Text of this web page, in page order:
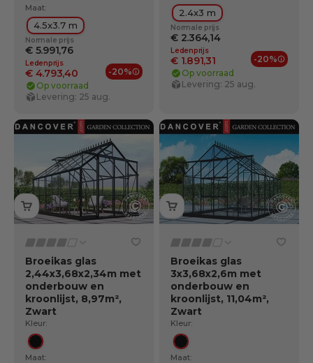
Maat:
4.5x3.7 m
Normale prijs
€ 5.991,76
Ledenprijs
€ 4.793,40 -20%
Ledenvoordelen
Op voorraad
Levering: 25 aug.
2.4x3 m
Normale prijs
€ 2.364,14
Ledenprijs
€ 1.891,31 -20%
Op voorraad
Levering: 25 aug.
Broeikas glas
2,44x3,68x2,34m met
onderbouw en
kroonlijst, 8,97m²,
Zwart
Kleur:
Zwart
Maat:
Broeikas glas
3x3,68x2,6m met
onderbouw en
kroonlijst, 11,04m²,
Zwart
Kleur:
Zwart
Maat: